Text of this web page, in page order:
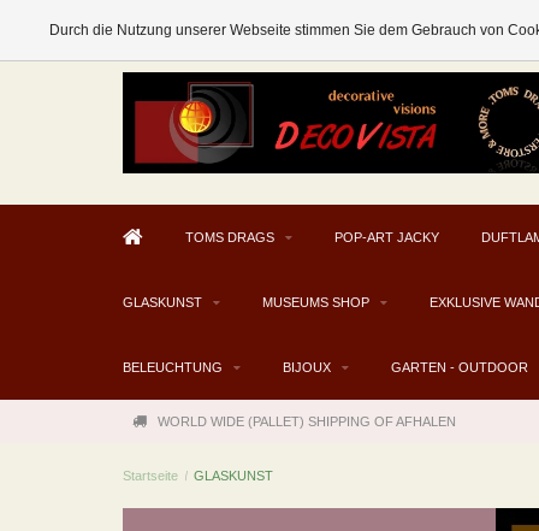
TOMS DRAGS POP-ART JACKY
GLASKUNST MUSEUMS SHOP EXKLUSIVE
BELEUCHTUNG BIJOUX GARTEN - OUTDOOR
WORLD WIDE (PALLET) SHIPPING OF AFHALEN
Startseite / GLASKUNST
Durch die Nutzung unserer Webseite stimmen Sie dem Gebrauch von